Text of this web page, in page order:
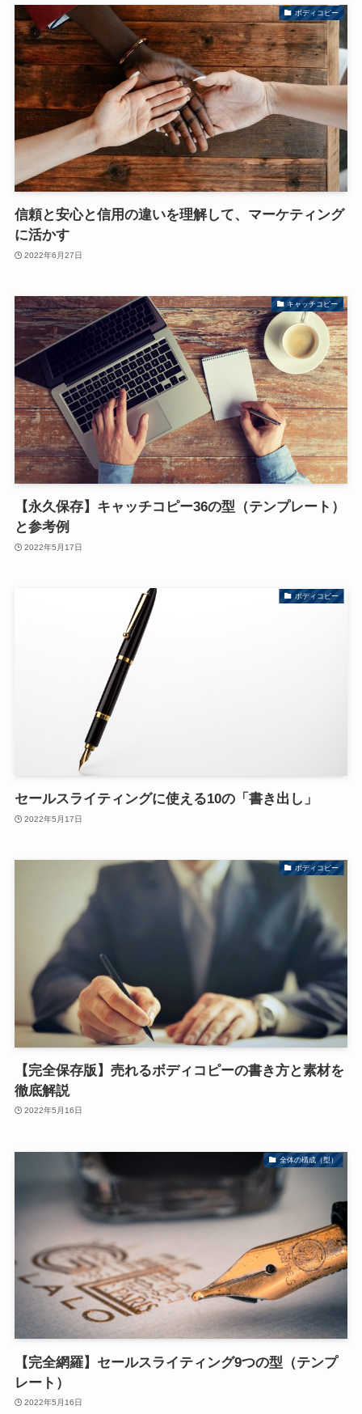
ボディコピー
信頼と安心と信用の違いを理解して、マーケティング
に活かす
2022年6月27日
キャッチコピー
【永久保存】キャッチコピー36の型（テンプレート）
と参考例
2022年5月17日
ボディコピー
セールスライティングに使える10の「書き出し」
2022年5月17日
ボディコピー
【完全保存版】売れるボディコピーの書き方と素材を
徹底解説
2022年5月16日
全体の構成（型）
【完全網羅】セールスライティング9つの型（テンプ
レート）
2022年5月16日